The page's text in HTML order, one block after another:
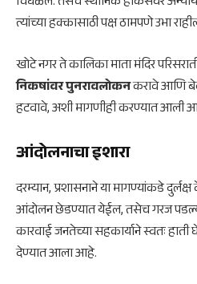
त्यांच्या हक्कासाठी पक्ष ठामपणे उभा
खोटे नगर ते कालिका माता मंदिर
निकषांवर पुनरावलोकनकरावे आणि
हटवावे, अशी मागणीही करण्यात आली
आंदोलनाचा इशारा
दरम्यान, प्रशासनाने या मागण्यांकडे
आंदोलन छेडण्यात येईल, तसेच गरज
कारवाई जनतेच्या सहकार्याने स्वतः
देण्यात आला आहे.